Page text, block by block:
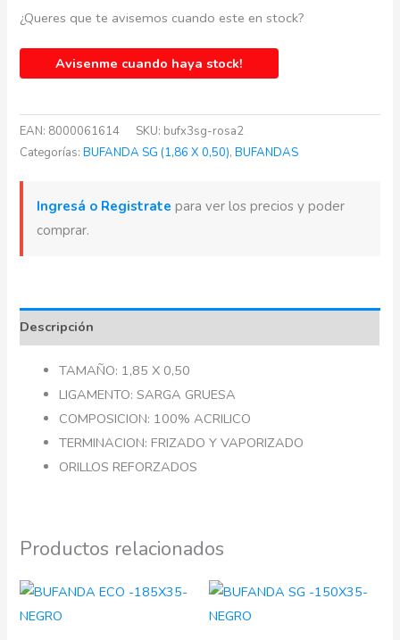
¿Queres que te avisemos cuando este en stock?
Avisenme cuando haya stock!
EAN: 8000061614 SKU: bufx3sg-rosa2
Categorías:BUFANDA SG (1,86 X 0,50),BUFANDAS
Ingresá o Registrate para ver los precios y poder
comprar.
Descripción
TAMAÑO: 1,85 X 0,50
LIGAMENTO: SARGA GRUESA
COMPOSICION: 100% ACRILICO
TERMINACION: FRIZADO Y VAPORIZADO
ORILLOS REFORZADOS
Productos relacionados